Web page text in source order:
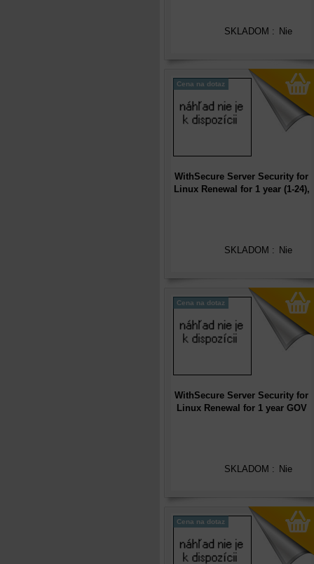
SKLADOM : Nie
WithSecure Server Security for
Linux Renewal for 1 year (1-24),
SKLADOM : Nie
Cena na dotaz
WithSecure Server Security for
Linux Renewal for 1 year GOV
SKLADOM : Nie
Cena na dotaz
Cena na dotaz